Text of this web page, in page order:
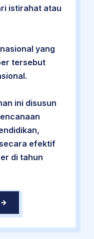
istirahat atau
yang
tersebut
ini disusun
efektif
di tahun
→